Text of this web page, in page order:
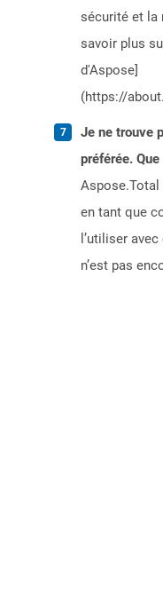
sécurité et la
savoir plus
d'Aspose]
(https://
Je ne trouve
préférée.
en tant que
l’utiliser
n’est pas